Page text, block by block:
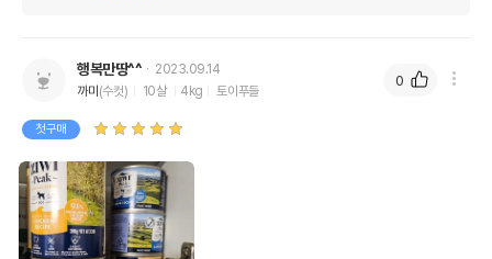
행복만땅^^
2023.09.14
까미 (수컷) 10살 4kg 토이푸들
첫구매
0